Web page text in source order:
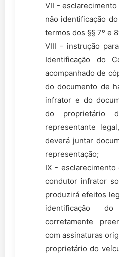
VII -
não identificação
termos dos §§ 7º e
VIII - instrução
Identificação do
acompanhado de
do documento de
infrator e do
do proprietário
representante
deverá juntar
representação;
IX -
condutor infrator
produzirá efeitos
identificação
corretamente
com assinaturas
proprietário do